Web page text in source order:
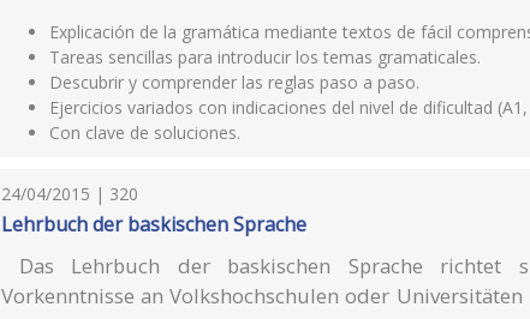
Explicación de la gramática mediante textos de fácil
Tareas sencillas para introducir los temas gramaticales.
Descubrir y comprender las reglas paso a paso.
Ejercicios variados con indicaciones del nivel de dificultad
Con clave de soluciones.
24/04/2015 | 320
Lehrbuch der baskischen Sprache
Das Lehrbuch der baskischen Sprache richtet
Vorkenntnisse an Volkshochschulen oder